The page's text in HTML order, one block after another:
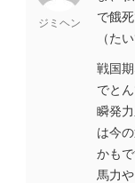
ジミヘン
で餓
（た
戦国
でと
瞬発
は今
かも
馬力